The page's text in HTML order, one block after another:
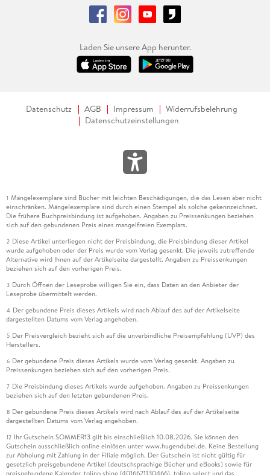
Laden Sie unsere App herunter.
Datenschutz AGB Impressum
Widerrufsbelehrung
Datenschutzeinstellungen
1 Mängelexemplare sind Bücher mit leichten Beschädigungen, die das Lesen aber nicht
einschränken. Mängelexemplare sind durch einen Stempel als solche gekennzeichnet.
Die frühere Buchpreisbindung ist aufgehoben. Angaben zu Preissenkungen beziehen
sich auf den gebundenen Preis eines mangelfreien Exemplars.
2 Diese Artikel unterliegen nicht der Preisbindung, die Preisbindung dieser Artikel
wurde aufgehoben oder der Preis wurde vom Verlag gesenkt. Die jeweils zutreffende
Alternative wird Ihnen auf der Artikelseite dargestellt. Angaben zu Preissenkungen
beziehen sich auf den vorherigen Preis.
3 Durch Öffnen der Leseprobe willigen Sie ein, dass Daten an den Anbieter der
Leseprobe übermittelt werden.
4 Der gebundene Preis dieses Artikels wird nach Ablauf des auf der Artikelseite
dargestellten Datums vom Verlag angehoben.
5 Der Preisvergleich bezieht sich auf die unverbindliche Preisempfehlung (UVP) des
Herstellers.
6 Der gebundene Preis dieses Artikels wurde vom Verlag gesenkt. Angaben zu
Preissenkungen beziehen sich auf den vorherigen Preis.
7 Die Preisbindung dieses Artikels wurde aufgehoben. Angaben zu Preissenkungen
beziehen sich auf den letzten gebundenen Preis.
8 Der gebundene Preis dieses Artikels wird nach Ablauf des auf der Artikelseite
dargestellten Datums vom Verlag angehoben.
12 Ihr Gutschein SOMMER13 gilt bis einschließlich 10.08.2026. Sie können den
Gutschein ausschließlich online einlösen unter www.hugendubel.de. Keine Bestellung
zur Abholung mit Zahlung in der Filiale möglich. Der Gutschein ist nicht gültig für
gesetzlich preisgebundene Artikel (deutschsprachige Bücher und eBooks) sowie für
preisgebundene Kalender, tolino shine (4016621130466), tolino select und das